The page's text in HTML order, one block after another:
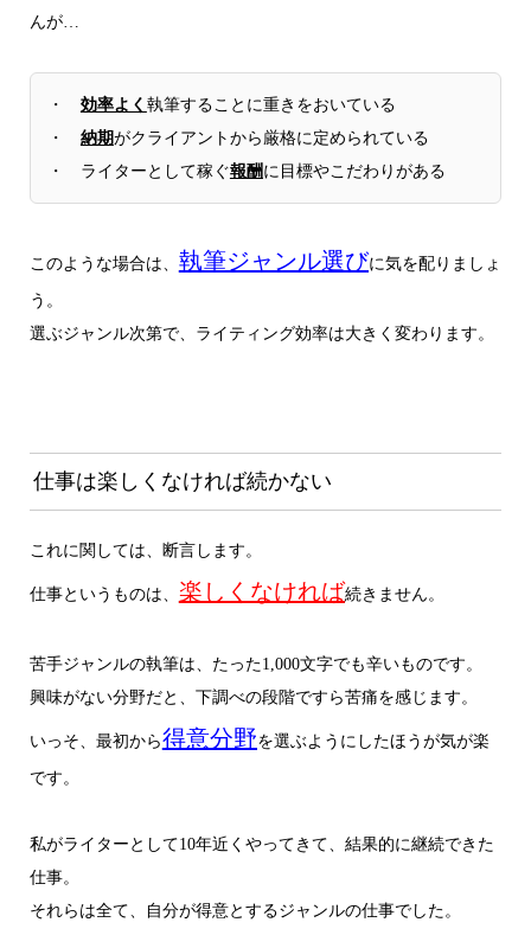
んが…
・ 効率よく 執筆することに重きをおいている
・ 納期がクライアントから厳格に定められている
・ ライターとして稼ぐ報酬に目標やこだわりがある
このような場合は、 執筆ジャンル選びに気を配りましょ
う。
選ぶジャンル次第で、ライティング効率は大きく変わります。
仕事は楽しくなければ続かない
これに関しては、断言します。
仕事というものは、 楽しくなければ続きません。
苦手ジャンルの執筆は、たった1,000文字でも辛いものです。
興味がない分野だと、下調べの段階ですら苦痛を感じます。
いっそ、最初から得意分野を選ぶようにしたほうが気が楽
です。
私がライターとして10年近くやってきて、結果的に継続できた
仕事。
それらは全て、自分が得意とするジャンルの仕事でした。